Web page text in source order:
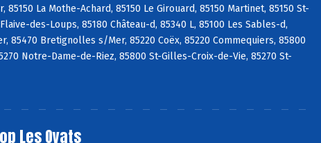
La Mothe-Achard, 85150 Le Girouard, 85150 Martinet, 85150 St-
des-Loups, 85180 Château-d, 85340 L, 85100 Les Sables-d,
85470 Bretignolles s/Mer, 85220 Coëx, 85220 Commequiers, 85800
Notre-Dame-de-Riez, 85800 St-Gilles-Croix-de-Vie, 85270 St-
Les Oyats